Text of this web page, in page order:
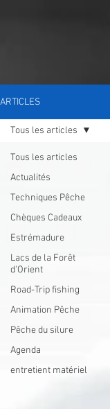
ARTICLES
Tous les articles
Actualités
Techniques Pêche
Chèques Cadeaux
Estrémadure
Lacs de la Forêt
d'Orient
Road-Trip fishing
Animation Pêche
Pêche du silure
Agenda
entretient matériel
Tous les articles